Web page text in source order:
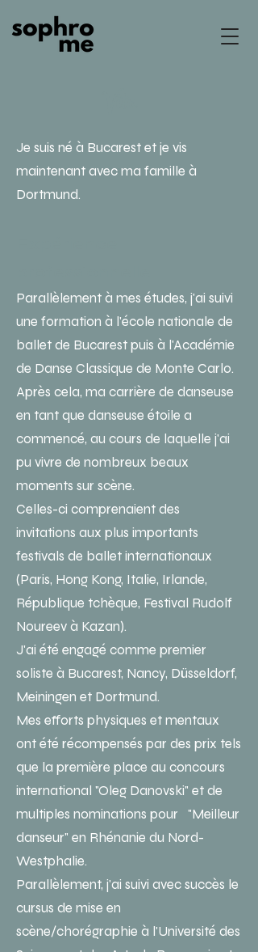
Je suis né à Bucarest et je vis
maintenant avec ma famille à
Dortmund.
Parallèlement à mes études, j'ai suivi
une formation à l'école nationale de
ballet de Bucarest puis à l'Académie
de Danse Classique de Monte Carlo.
Après cela, ma carrière de danseuse
en tant que danseuse étoile a
commencé, au cours de laquelle j'ai
pu vivre de nombreux beaux
moments sur scène.
Celles-ci comprenaient des
invitations aux plus importants
festivals de ballet internationaux
(Paris, Hong Kong, Italie, Irlande,
République tchèque, Festival Rudolf
Noureev à Kazan).
J'ai été engagé comme premier
soliste à Bucarest, Nancy, Düsseldorf,
Meiningen et Dortmund.
Mes efforts physiques et mentaux
ont été récompensés par des prix tels
que la première place au concours
international "Oleg Danovski" et de
multiples nominations pour "Meilleur
danseur" en Rhénanie du Nord-
Westphalie.
Parallèlement, j'ai suivi avec succès le
cursus de mise en
scène/chorégraphie à l'Université des